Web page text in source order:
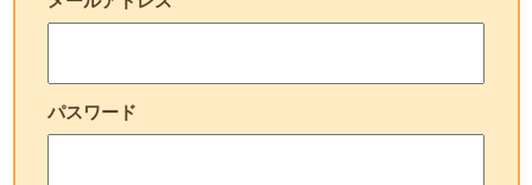
パスワード